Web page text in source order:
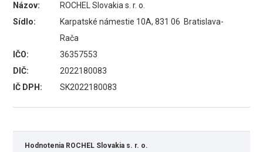
Názov:
ROCHEL Slovakia s. r. o.
Sídlo:
Karpatské námestie 10A, 831 06 Bratislava-
Rača
IČO:
36357553
DIČ:
2022180083
IČ DPH:
SK2022180083
Hodnotenia ROCHEL Slovakia s. r. o.